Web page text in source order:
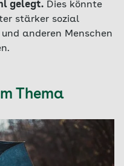
gelegt. Dies könnte
stärker sozial
anderen Menschen
Thema